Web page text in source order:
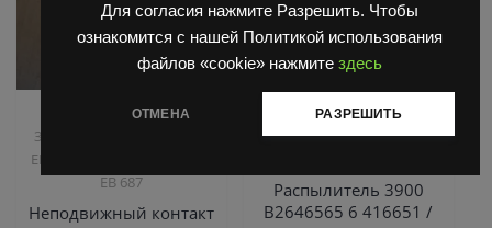
Для согласия нажмите Разрешить. Чтобы
ознакомится с нашей Политикой использования
файлов «cookie» нажмите здесь
ОТМЕНА РАЗРЕШИТЬ
Запчасти Балканкар
Запчасти ЕП 001 / ЕП 006 /
ЕП 011 / ЕС 301
ЕВ 687
Неподвижный контакт
Двигатель Д3900,Запчасти
Балканкар,ТНВД
Распылитель 3900
B2646565 6 416651 /